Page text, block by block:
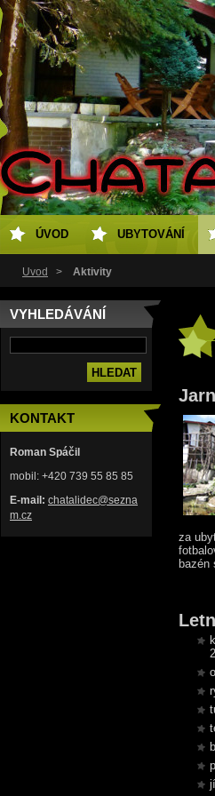
Úvod > Aktivity
VYHLEDÁVÁNÍ
KONTAKT
Roman Spáčil
mobil: +420 739 55 85 85
E-mail: chatalidec@sezna
m.cz
za
bazén
ÚVOD UBYTOVÁNÍ